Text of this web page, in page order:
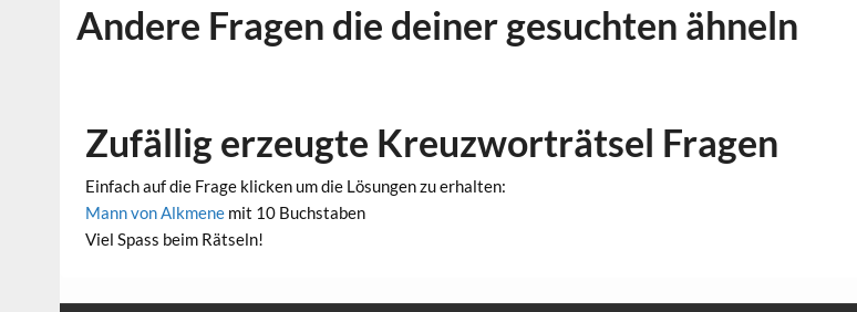
Andere Fragen die deiner gesuchten ähneln
Zufällig erzeugte Kreuzworträtsel Fragen
Einfach auf die Frage klicken um die Lösungen zu erhalten:
Mann von Alkmenemit 10 Buchstaben
Viel Spass beim Rätseln!